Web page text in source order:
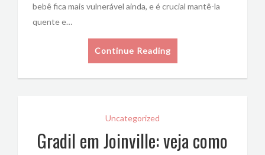
bebê fica mais vulnerável ainda, e é crucial mantê-la
quente e…
Continue Reading
Uncategorized
Gradil em Joinville: veja como